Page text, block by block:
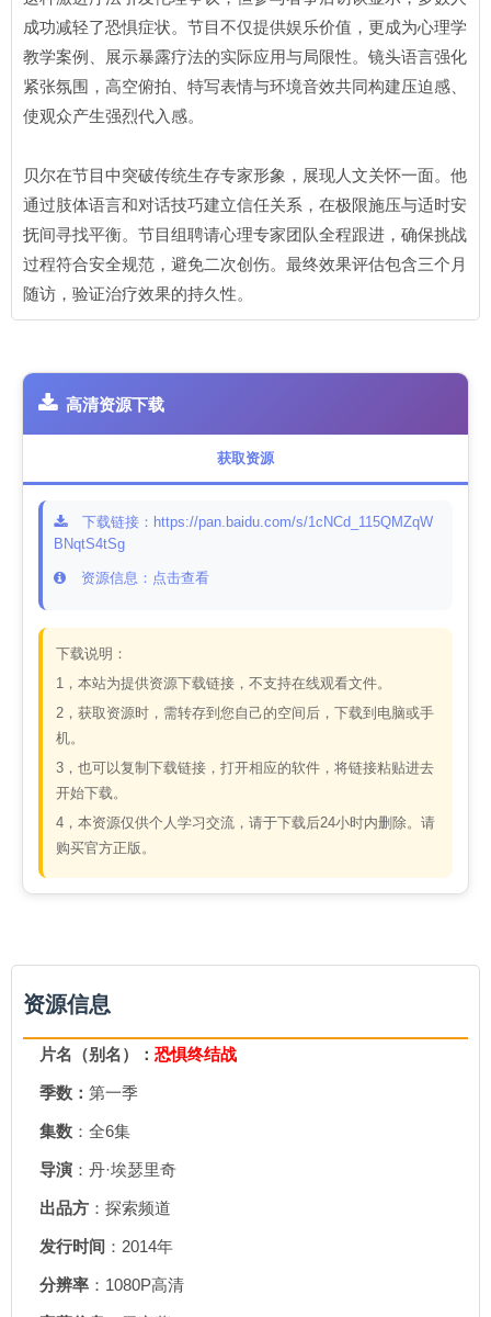
成功减轻了恐惧症状。节目不仅提供娱乐价值，更成为心理学
教学案例、展示暴露疗法的实际应用与局限性。镜头语言强化
紧张氛围，高空俯拍、特写表情与环境音效共同构建压迫感、
使观众产生强烈代入感。
贝尔在节目中突破传统生存专家形象，展现人文关怀一面。他
通过肢体语言和对话技巧建立信任关系，在极限施压与适时安
抚间寻找平衡。节目组聘请心理专家团队全程跟进，确保挑战
过程符合安全规范，避免二次创伤。最终效果评估包含三个月
随访，验证治疗效果的持久性。
高清资源下载
获取资源
下载链接：https://pan.baidu.com/s/1cNCd_115QMZqW
BNqtS4tSg
资源信息：点击查看
下载说明：
1，本站为提供资源下载链接，不支持在线观看文件。
2，获取资源时，需转存到您自己的空间后，下载到电脑或手
机。
3，也可以复制下载链接，打开相应的软件，将链接粘贴进去
开始下载。
4，本资源仅供个人学习交流，请于下载后24小时内删除。请
购买官方正版。
资源信息
片名（别名）： 恐惧终结战
季数： 第一季
集数 ：全6集
导演 ：丹·埃瑟里奇
出品方 ：探索频道
发行时间 ：2014年
分辨率 ：1080P高清